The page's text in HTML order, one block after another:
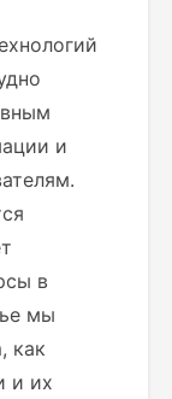
и
в
мы
как
и их